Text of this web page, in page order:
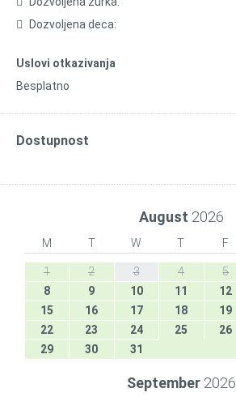
Dozvoljena deca:
Uslovi otkazivanja
Besplatno
Dostupnost
August 2026
M T W T F
1 2 3 4 5
8
9 10 11 12
15
16 17 18 19
22
23 24 25 26
29
30 31
September 2026